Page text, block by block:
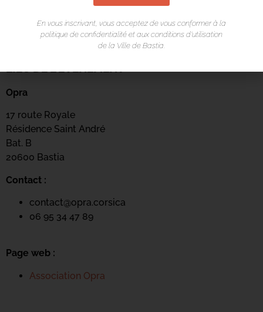
Opra
17 route Royale
Résidence Saint André
Bat. B
20600 Bastia
Contact :
contact@opra.corsica
06 95 34 47 89
Page web :
Association Opra
En vous inscrivant, vous acceptez de vous conformer à la
politique de confidentialité et aux conditions d’utilisation
de la Ville de Bastia.